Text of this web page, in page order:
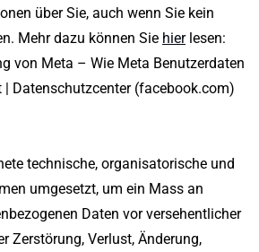
über Sie, auch wenn Sie kein
Mehr dazu können Sie hierlesen:
von Meta – Wie Meta Benutzerdaten
Datenschutzcenter (facebook.com)
technische, organisatorische und
umgesetzt, um ein Mass an
Daten vor versehentlicher
Zerstörung, Verlust, Änderung,